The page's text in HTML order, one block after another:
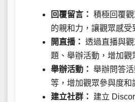
回覆留言： 積極回覆
的親和力，讓觀眾感受
開直播： 透過直播與
題、舉辦活動，增加觀
舉辦活動： 舉辦問答
等，增加觀眾參與度和
建立社群：
建立